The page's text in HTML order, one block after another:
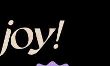
joy!